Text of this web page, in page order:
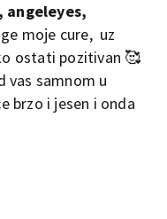
moje cure, uz
ostati pozitivan 🥰
vas samnom u
brzo i jesen i onda